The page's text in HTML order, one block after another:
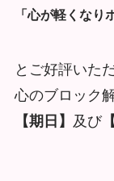
「心が軽くなり
とご好評いた
心のブロック
【期日】
及び